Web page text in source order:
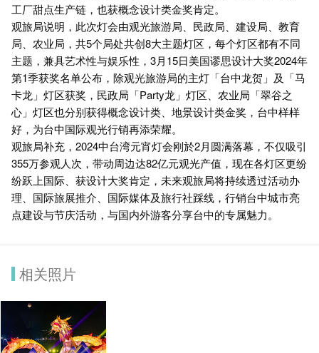
工厂甜点生产链，也获概念设计类金奖肯定。
观旅局说明，此次灯会由观光旅游局、民政局、建设局、教育
局、农业局，共5个局处共创8大主题灯区，每个灯区都有不同
主题，兼具艺术性与娱乐性，3月15日美国谬思设计大奖2024年
第1季获奖名单公布，除观光旅游局的主灯「台中龙贺」及「马
卡龙」灯区获奖，民政局「Party龙」灯区、农业局「翠谷之
心」灯区也分别获得概念设计类、地景设计类金奖，台中样样
好，为台中国际观光行销再添荣耀。
观旅局补充，2024中台湾元宵灯会刚於2月圆满落幕，不仅吸引
355万参观人次，带动周边达82亿元观光产值，现在各灯区更纷
纷跃上国际、获设计大奖肯定，未来观旅局将持续透过活动办
理、国际旅展推介、国际媒体及旅行社踩线，行销台中城市亮
点建设与节庆活动，与国内外游客分享台中的专属魅力。
相关照片